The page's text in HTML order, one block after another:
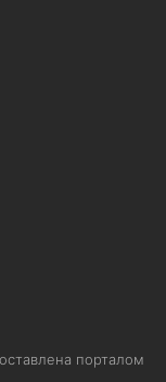
порталом